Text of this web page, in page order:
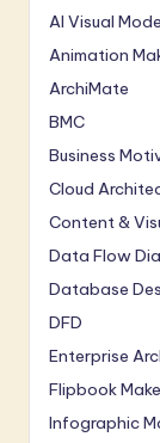
AI Visual
Animation
ArchiMate
BMC
Business
Cloud
Content &
Data Flow
Database
DFD
Enterprise
Flipbook
Infographic